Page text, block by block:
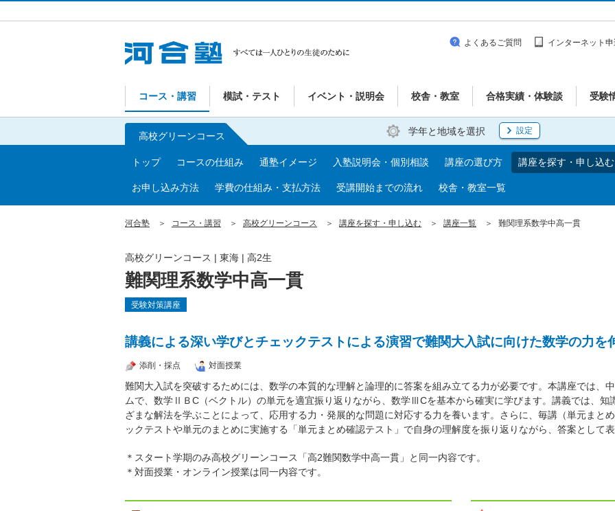
コース・講習 模試・テスト イベント・説明会 校舎・教室 合格実績・体験談 受験
よくあるご質問 インターネット申
学年と地域を選択 設定
高校グリーンコース
トップ コースの仕組み 通塾イメージ 入塾説明会・個別相談 講座の選び方 講座を探す・申し込む
お申し込み方法 学費の仕組み・支払方法 受講開始までの流れ 校舎・教室一覧
河合塾 コース・講習 高校グリーンコース 講座を探す・申し込む 講座一覧 難関理系数学中高一貫
高校グリーンコース | 東海 | 高2生
難関理系数学中高一貫
受験対策講座
講義による深い学びとチェックテストによる演習で難関大入試に向けた数学の力を
添削・採点 対面授業
難関大入試を突破するためには、数学の本質的な理解と論理的に答案を組み立てる力が必要です。本講座では、
ムで、数学ⅡＢC（ベクトル）の単元を適宜振り返りながら、数学ⅢCを基本から確実に学びます。講義では、知
ざまな解法を学ぶことによって、応用する力・発展的な問題に対応する力を養います。さらに、毎講（単元まと
ックテストや単元のまとめに実施する「単元まとめ確認テスト」で自身の理解度を振り返りながら、答案として
＊スタート学期のみ高校グリーンコース「高2難関数学中高一貫」と同一内容です。
＊対面授業・オンライン授業は同一内容です。